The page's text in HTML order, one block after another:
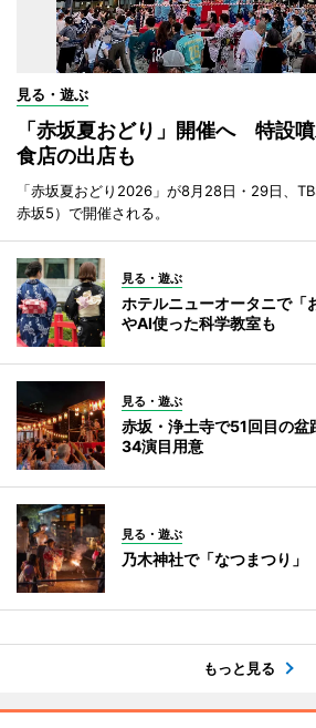
見る・遊ぶ
「赤坂夏おどり」開催へ 特設
食店の出店も
「赤坂夏おどり2026」が8月28日・29日、
赤坂5）で開催される。
見る・遊ぶ
ホテルニューオータニで
やAI使った科学教室も
見る・遊ぶ
赤坂・浄土寺で51回目の
34演目用意
見る・遊ぶ
乃木神社で「なつまつり
もっと見る